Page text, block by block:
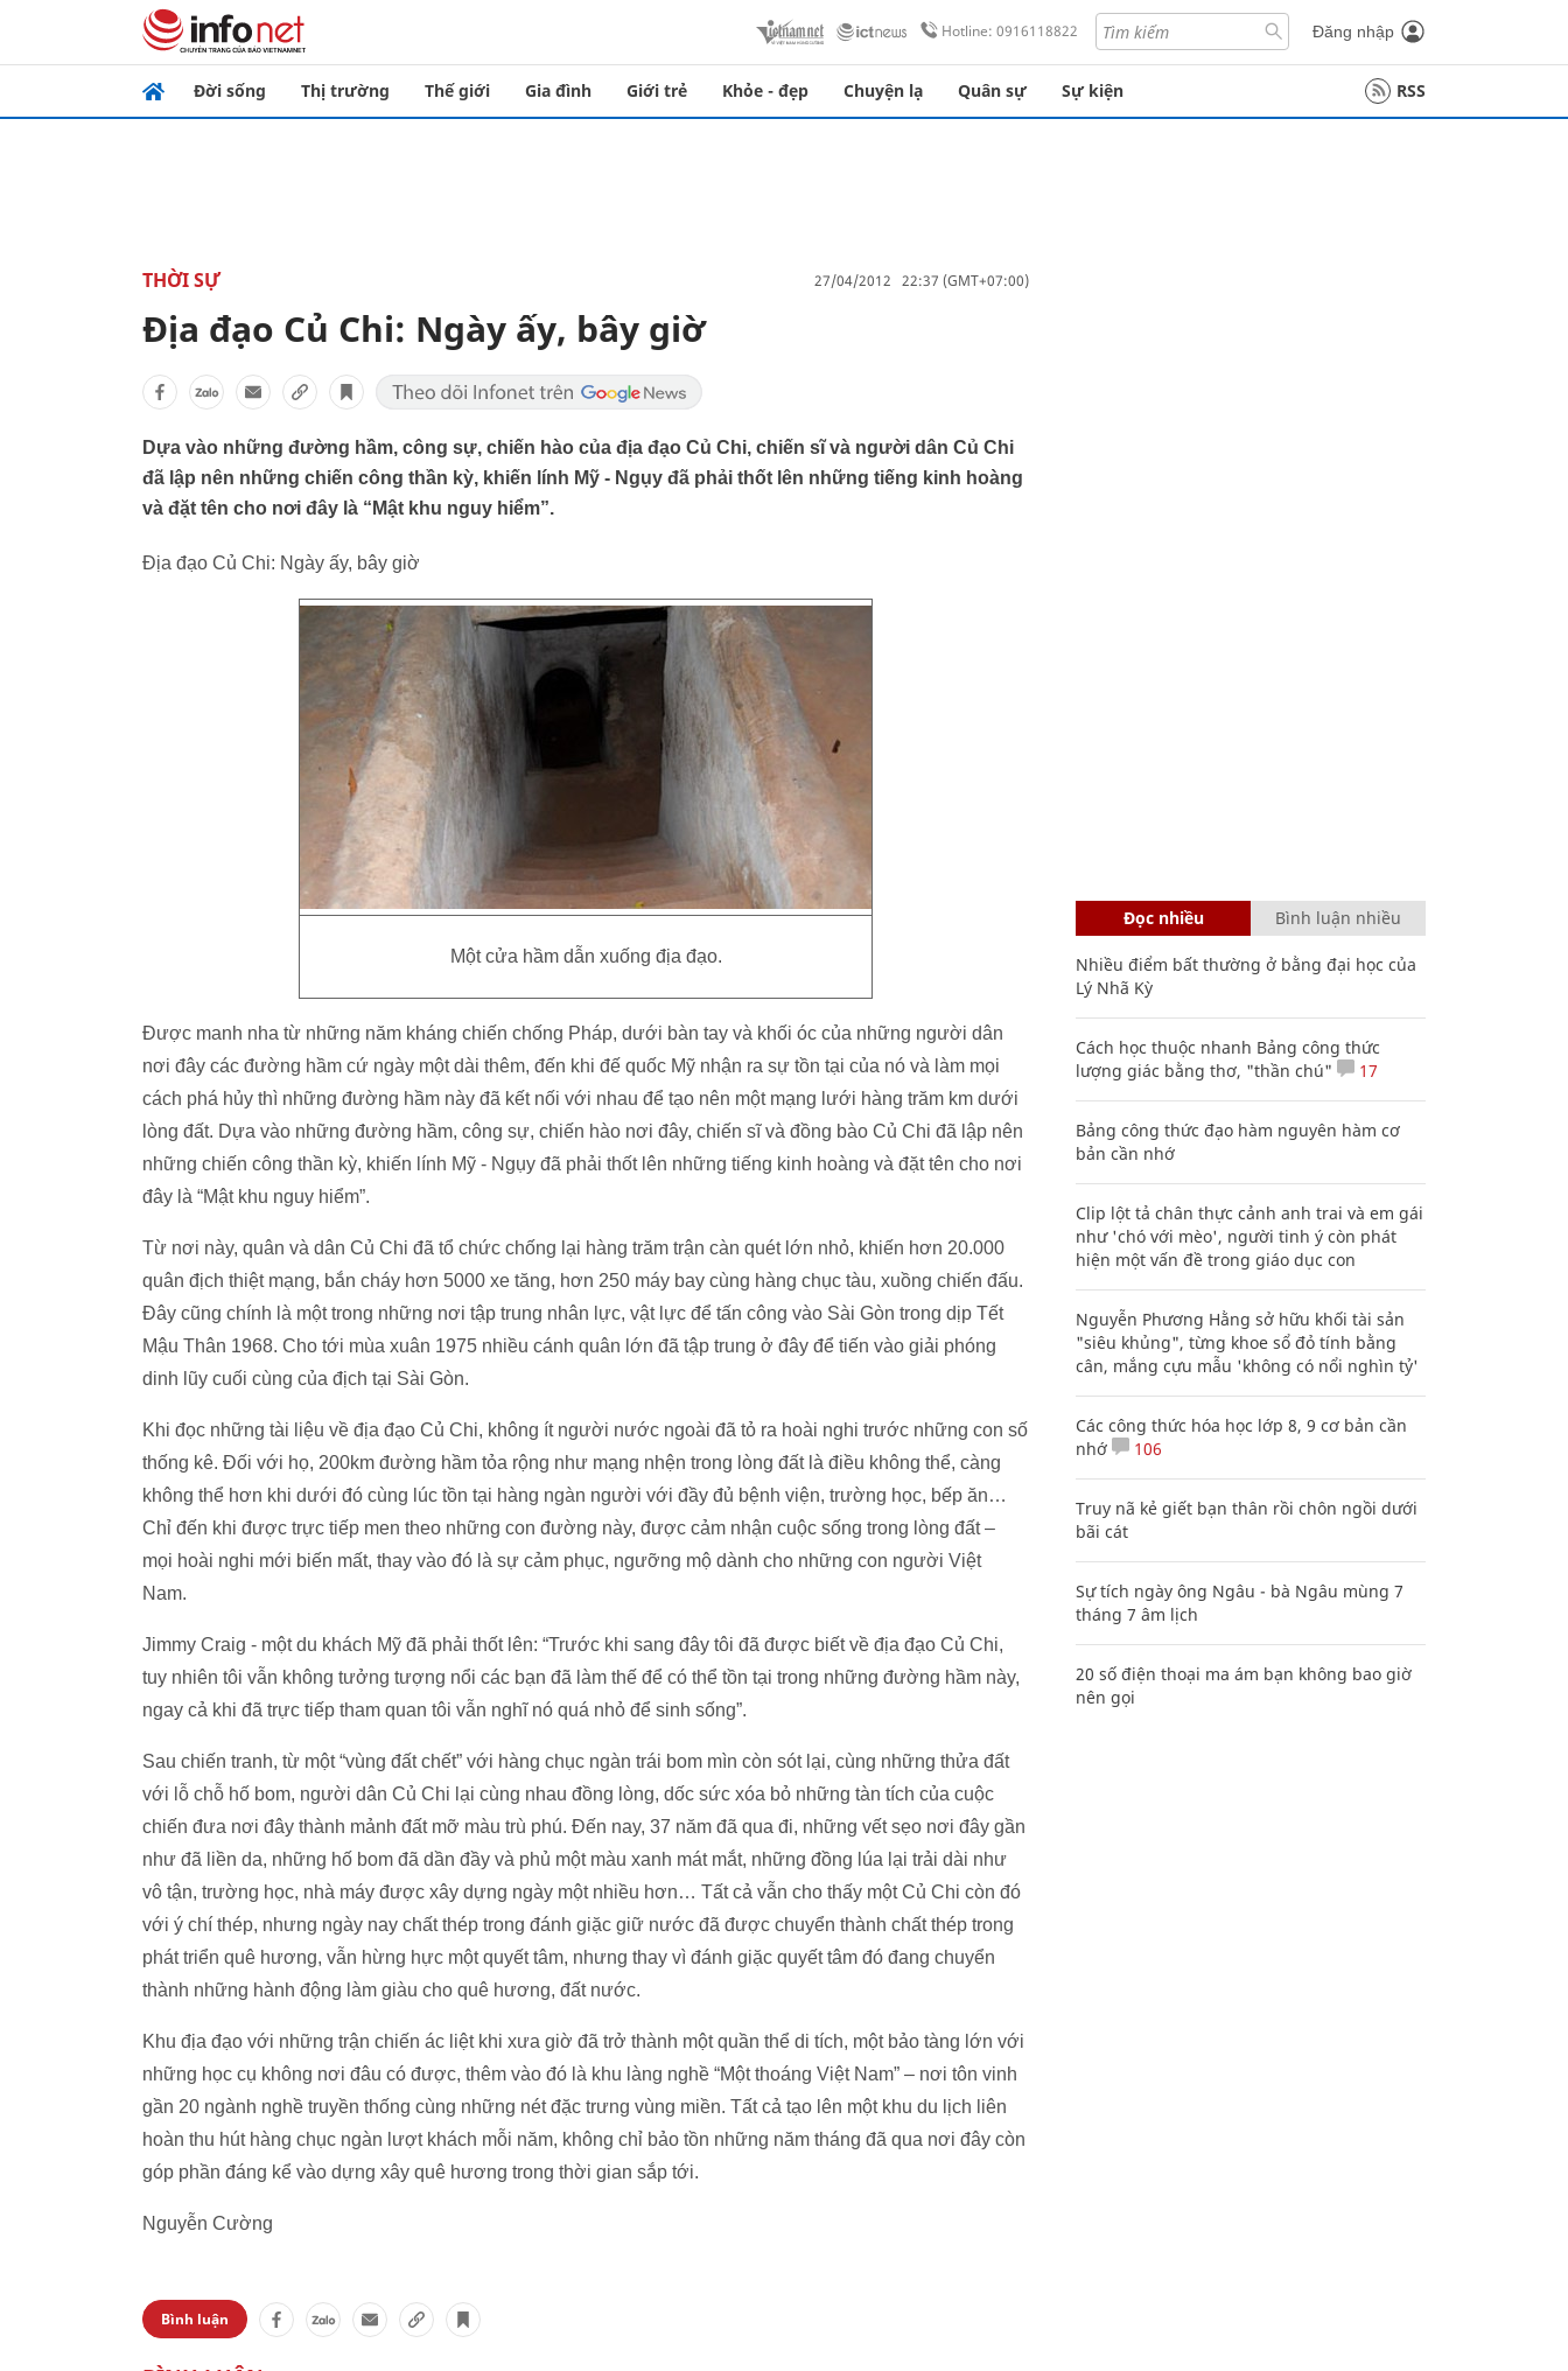
Hotline: 0916118822 Đăng nhập
Đời sống Thị trường Thế giới Gia đình Giới trẻ Khỏe - đẹp Chuyện lạ Quân sự Sự kiện RSS
THỜI SỰ 27/04/2012 22:37 (GMT+07:00)
Địa đạo Củ Chi: Ngày ấy, bây giờ
Dựa vào những đường hầm, công sự, chiến hào của địa đạo Củ Chi, chiến sĩ và người dân Củ Chi
đã lập nên những chiến công thần kỳ, khiến lính Mỹ - Ngụy đã phải thốt lên những tiếng kinh hoàng
và đặt tên cho nơi đây là “Mật khu nguy hiểm”.
Địa đạo Củ Chi: Ngày ấy, bây giờ
Một cửa hầm dẫn xuống địa đạo.
Được manh nha từ những năm kháng chiến chống Pháp, dưới bàn tay và khối óc của những người dân
nơi đây các đường hầm cứ ngày một dài thêm, đến khi đế quốc Mỹ nhận ra sự tồn tại của nó và làm mọi
cách phá hủy thì những đường hầm này đã kết nối với nhau để tạo nên một mạng lưới hàng trăm km dưới
lòng đất. Dựa vào những đường hầm, công sự, chiến hào nơi đây, chiến sĩ và đồng bào Củ Chi đã lập nên
những chiến công thần kỳ, khiến lính Mỹ - Ngụy đã phải thốt lên những tiếng kinh hoàng và đặt tên cho nơi
đây là “Mật khu nguy hiểm”.
Từ nơi này, quân và dân Củ Chi đã tổ chức chống lại hàng trăm trận càn quét lớn nhỏ, khiến hơn 20.000
quân địch thiệt mạng, bắn cháy hơn 5000 xe tăng, hơn 250 máy bay cùng hàng chục tàu, xuồng chiến đấu.
Đây cũng chính là một trong những nơi tập trung nhân lực, vật lực để tấn công vào Sài Gòn trong dịp Tết
Mậu Thân 1968. Cho tới mùa xuân 1975 nhiều cánh quân lớn đã tập trung ở đây để tiến vào giải phóng
dinh lũy cuối cùng của địch tại Sài Gòn.
Khi đọc những tài liệu về địa đạo Củ Chi, không ít người nước ngoài đã tỏ ra hoài nghi trước những con số
thống kê. Đối với họ, 200km đường hầm tỏa rộng như mạng nhện trong lòng đất là điều không thể, càng
không thể hơn khi dưới đó cùng lúc tồn tại hàng ngàn người với đầy đủ bệnh viện, trường học, bếp ăn…
Chỉ đến khi được trực tiếp men theo những con đường này, được cảm nhận cuộc sống trong lòng đất –
mọi hoài nghi mới biến mất, thay vào đó là sự cảm phục, ngưỡng mộ dành cho những con người Việt
Nam.
Jimmy Craig - một du khách Mỹ đã phải thốt lên: “Trước khi sang đây tôi đã được biết về địa đạo Củ Chi,
tuy nhiên tôi vẫn không tưởng tượng nổi các bạn đã làm thế để có thể tồn tại trong những đường hầm này,
ngay cả khi đã trực tiếp tham quan tôi vẫn nghĩ nó quá nhỏ để sinh sống”.
Sau chiến tranh, từ một “vùng đất chết” với hàng chục ngàn trái bom mìn còn sót lại, cùng những thửa đất
với lỗ chỗ hố bom, người dân Củ Chi lại cùng nhau đồng lòng, dốc sức xóa bỏ những tàn tích của cuộc
chiến đưa nơi đây thành mảnh đất mỡ màu trù phú. Đến nay, 37 năm đã qua đi, những vết sẹo nơi đây gần
như đã liền da, những hố bom đã dần đầy và phủ một màu xanh mát mắt, những đồng lúa lại trải dài như
vô tận, trường học, nhà máy được xây dựng ngày một nhiều hơn… Tất cả vẫn cho thấy một Củ Chi còn đó
với ý chí thép, nhưng ngày nay chất thép trong đánh giặc giữ nước đã được chuyển thành chất thép trong
phát triển quê hương, vẫn hừng hực một quyết tâm, nhưng thay vì đánh giặc quyết tâm đó đang chuyển
thành những hành động làm giàu cho quê hương, đất nước.
Khu địa đạo với những trận chiến ác liệt khi xưa giờ đã trở thành một quần thể di tích, một bảo tàng lớn với
những học cụ không nơi đâu có được, thêm vào đó là khu làng nghề “Một thoáng Việt Nam” – nơi tôn vinh
gần 20 ngành nghề truyền thống cùng những nét đặc trưng vùng miền. Tất cả tạo lên một khu du lịch liên
hoàn thu hút hàng chục ngàn lượt khách mỗi năm, không chỉ bảo tồn những năm tháng đã qua nơi đây còn
góp phần đáng kể vào dựng xây quê hương trong thời gian sắp tới.
Nguyễn Cường
Bình luận
Đọc nhiều Bình luận nhiều
Nhiều điểm bất thường ở bằng đại học của
Lý Nhã Kỳ
Cách học thuộc nhanh Bảng công thức
lượng giác bằng thơ, "thần chú"
17
Bảng công thức đạo hàm nguyên hàm cơ
bản cần nhớ
Clip lột tả chân thực cảnh anh trai và em gái
như 'chó với mèo', người tinh ý còn phát
hiện một vấn đề trong giáo dục con
Nguyễn Phương Hằng sở hữu khối tài sản
"siêu khủng", từng khoe sổ đỏ tính bằng
cân, mắng cựu mẫu 'không có nổi nghìn tỷ'
Các công thức hóa học lớp 8, 9 cơ bản cần
nhớ
106
Truy nã kẻ giết bạn thân rồi chôn ngồi dưới
bãi cát
Sự tích ngày ông Ngâu - bà Ngâu mùng 7
tháng 7 âm lịch
20 số điện thoại ma ám bạn không bao giờ
nên gọi